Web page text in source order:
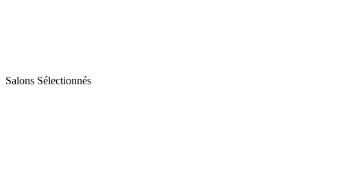
Salons Sélectionnés